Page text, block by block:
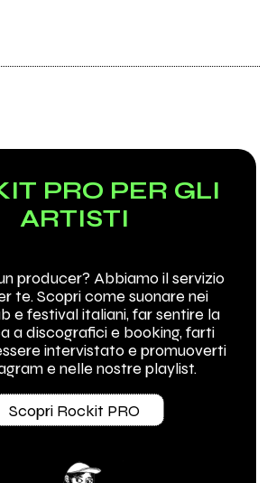
PRO PER GLI
ARTISTI
producer? Abbiamo il servizio
te. Scopri come suonare nei
e festival italiani, far sentire la
a discografici e booking, farti
intervistato e promuoverti
e nelle nostre playlist.
Scopri Rockit PRO